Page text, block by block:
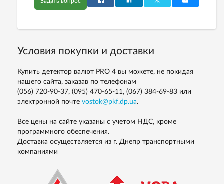
Условия покупки и доставки
Купить детектор валют PRO 4 вы можете, не покидая
нашего сайта, заказав по телефонам
(056) 720-90-37, (095) 470-65-11, (067) 384-69-83 или
электронной почте vostok@pkf.dp.ua.
Все цены на сайте указаны с учетом НДС, кроме
программного обеспечения.
Доставка осуществляется из г. Днепр транспортными
компаниями